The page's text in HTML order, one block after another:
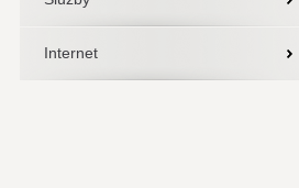
Internet